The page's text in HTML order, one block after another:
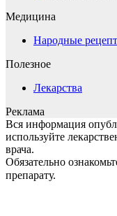
Медицина
Народные
Полезное
Лекарства
Реклама
Вся информация
используйте
врача.
Обязательно
препарату.